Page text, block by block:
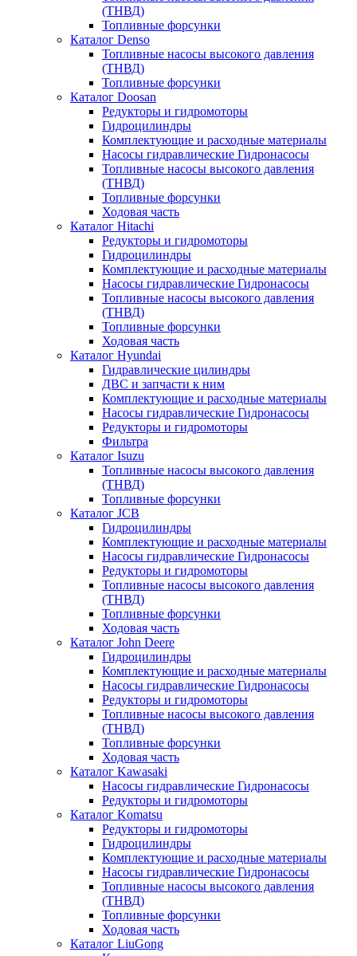
(ТНВД)
Топливные форсунки
Каталог Denso
Топливные насосы высокого давления
(ТНВД)
Топливные форсунки
Каталог Doosan
Редукторы и гидромоторы
Гидроцилиндры
Комплектующие и расходные материалы
Насосы гидравлические Гидронасосы
Топливные насосы высокого давления
(ТНВД)
Топливные форсунки
Ходовая часть
Каталог Hitachi
Редукторы и гидромоторы
Гидроцилиндры
Комплектующие и расходные материалы
Насосы гидравлические Гидронасосы
Топливные насосы высокого давления
(ТНВД)
Топливные форсунки
Ходовая часть
Каталог Hyundai
Гидравлические цилиндры
ДВС и запчасти к ним
Комплектующие и расходные материалы
Насосы гидравлические Гидронасосы
Редукторы и гидромоторы
Фильтра
Каталог Isuzu
Топливные насосы высокого давления
(ТНВД)
Топливные форсунки
Каталог JCB
Гидроцилиндры
Комплектующие и расходные материалы
Насосы гидравлические Гидронасосы
Редукторы и гидромоторы
Топливные насосы высокого давления
(ТНВД)
Топливные форсунки
Ходовая часть
Каталог John Deere
Гидроцилиндры
Комплектующие и расходные материалы
Насосы гидравлические Гидронасосы
Редукторы и гидромоторы
Топливные насосы высокого давления
(ТНВД)
Топливные форсунки
Ходовая часть
Каталог Kawasaki
Насосы гидравлические Гидронасосы
Редукторы и гидромоторы
Каталог Komatsu
Редукторы и гидромоторы
Гидроцилиндры
Комплектующие и расходные материалы
Насосы гидравлические Гидронасосы
Топливные насосы высокого давления
(ТНВД)
Топливные форсунки
Ходовая часть
Каталог LiuGong